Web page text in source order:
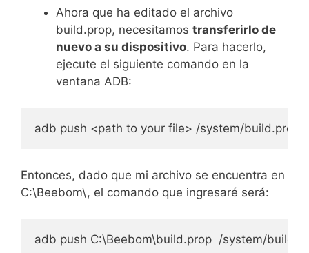
Ahora que ha editado el archivo
build.prop, necesitamos transferirlo de
nuevo a su dispositivo. Para hacerlo,
ejecute el siguiente comando en la
ventana ADB:
adb push <path to your file> /system/build.prop
Entonces, dado que mi archivo se encuentra en
C:\Beebom\, el comando que ingresaré será:
adb push C:\Beebom\build.prop  /system/